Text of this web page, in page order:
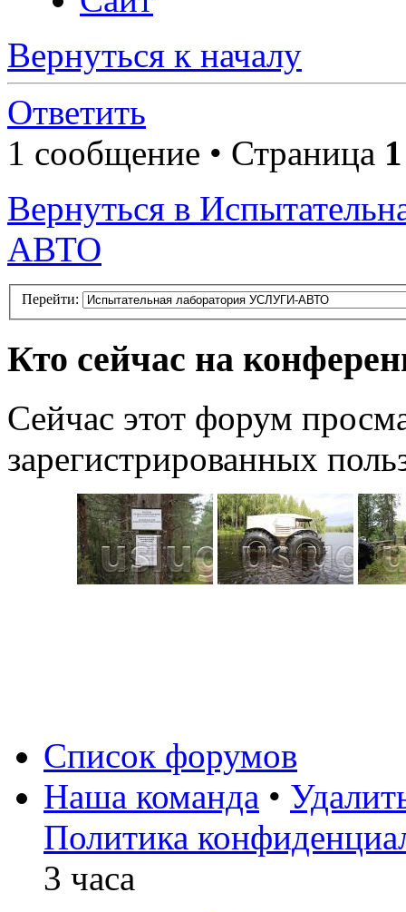
Вернуться к началу
Ответить
1 сообщение • Страница 1
Вернуться в
АВТО
Перейти:
Кто сейчас на
Сейчас этот форум
зарегистрированных
Список форумов
Наша команда •
Политика
3 часа